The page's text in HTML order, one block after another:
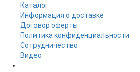
Каталог
Информация о доставке
Договор оферты
Политика конфиденциальности
Сотрудничество
Видео